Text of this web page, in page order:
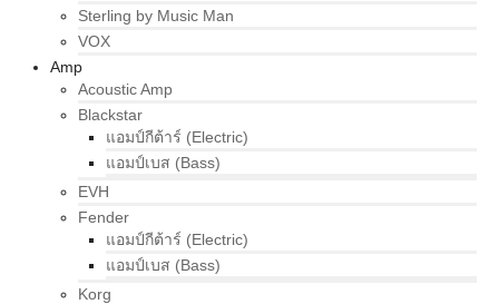
Sterling by Music Man
VOX
Amp
Acoustic Amp
Blackstar
แอมป์กีต้าร์ (Electric)
แอมป์เบส (Bass)
EVH
Fender
แอมป์กีต้าร์ (Electric)
แอมป์เบส (Bass)
Korg